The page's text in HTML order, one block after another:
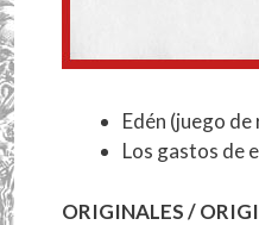
Edén (juego
Los gastos de
ORIGINALES /